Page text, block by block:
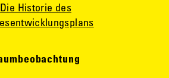
Die Historie des